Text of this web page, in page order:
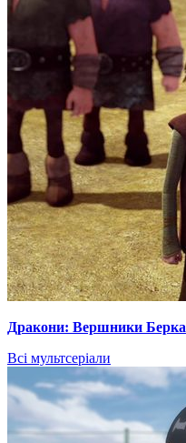
Дракони: Вершники Берка
Всі мультсеріали